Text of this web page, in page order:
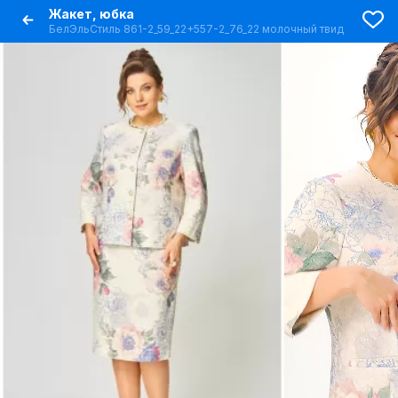
Жакет, юбка
БелЭльСтиль 861-2_59_22+557-2_76_22 молочный твид